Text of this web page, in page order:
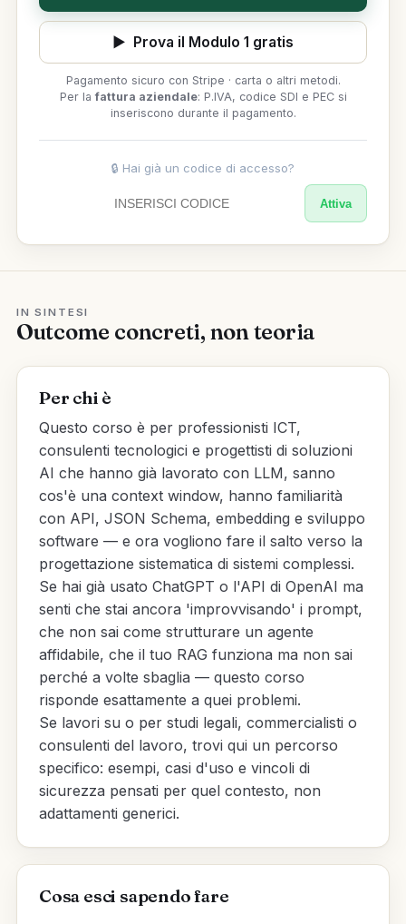
▶ Prova il Modulo 1 gratis
Pagamento sicuro con Stripe · carta o altri metodi.
Per lafattura aziendale: P.IVA, codice SDI e PEC si
inseriscono durante il pagamento.
🔒 Hai già un codice di accesso?
Attiva
IN SINTESI
Outcome concreti, non teoria
Per chi è
Questo corso è per professionisti ICT,
consulenti tecnologici e progettisti di soluzioni
AI che hanno già lavorato con LLM, sanno
cos'è una context window, hanno familiarità
con API, JSON Schema, embedding e sviluppo
software — e ora vogliono fare il salto verso la
progettazione sistematica di sistemi complessi.
Se hai già usato ChatGPT o l'API di OpenAI ma
senti che stai ancora 'improvvisando' i prompt,
che non sai come strutturare un agente
affidabile, che il tuo RAG funziona ma non sai
perché a volte sbaglia — questo corso
risponde esattamente a quei problemi.
Se lavori su o per studi legali, commercialisti o
consulenti del lavoro, trovi qui un percorso
specifico: esempi, casi d'uso e vincoli di
sicurezza pensati per quel contesto, non
adattamenti generici.
Cosa esci sapendo fare